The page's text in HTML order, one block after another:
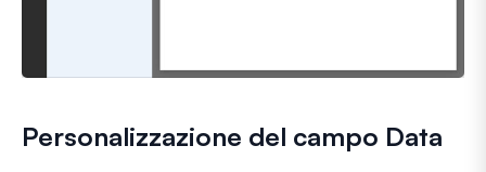
Personalizzazione del campo Data